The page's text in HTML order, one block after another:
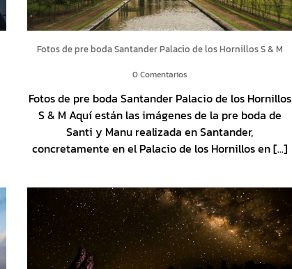
Fotos de pre boda Santander Palacio de los Hornillos S & M
0 Comentarios
Fotos de pre boda Santander Palacio de los Hornillos
S & M Aquí están las imágenes de la pre boda de
Santi y Manu realizada en Santander,
concretamente en el Palacio de los Hornillos en [...]